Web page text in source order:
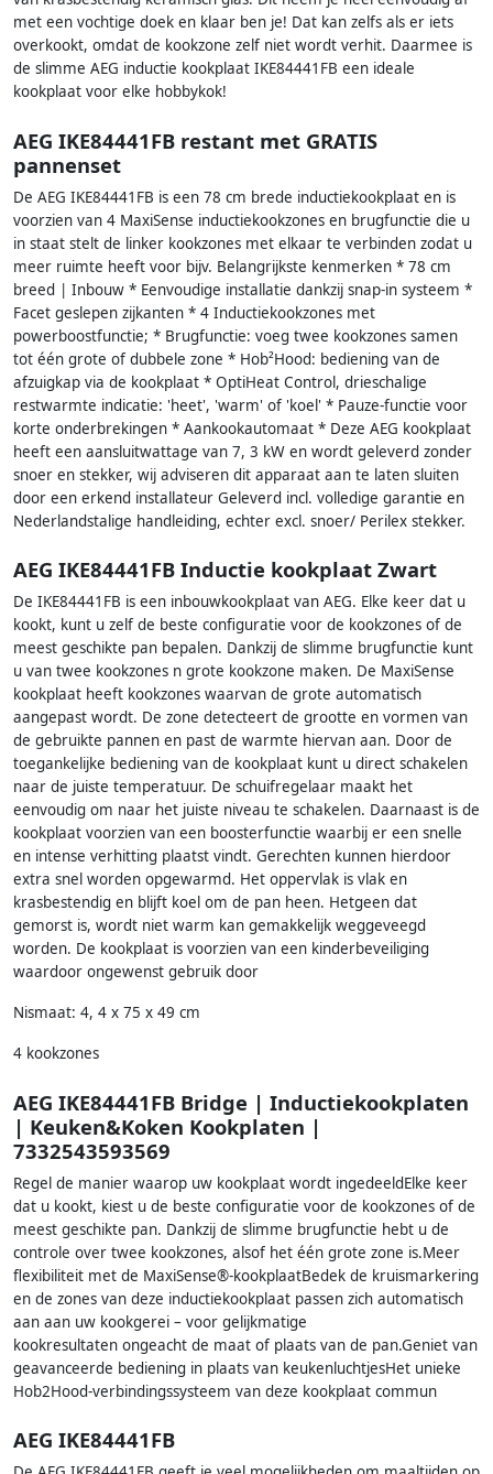
met een vochtige doek en klaar ben je! Dat kan zelfs als er iets
overkookt, omdat de kookzone zelf niet wordt verhit. Daarmee is
de slimme AEG inductie kookplaat IKE84441FB een ideale
kookplaat voor elke hobbykok!
AEG IKE84441FB restant met GRATIS
pannenset
De AEG IKE84441FB is een 78 cm brede inductiekookplaat en is
voorzien van 4 MaxiSense inductiekookzones en brugfunctie die u
in staat stelt de linker kookzones met elkaar te verbinden zodat u
meer ruimte heeft voor bijv. Belangrijkste kenmerken * 78 cm
breed | Inbouw * Eenvoudige installatie dankzij snap-in systeem *
Facet geslepen zijkanten * 4 Inductiekookzones met
powerboostfunctie; * Brugfunctie: voeg twee kookzones samen
tot één grote of dubbele zone * Hob²Hood: bediening van de
afzuigkap via de kookplaat * OptiHeat Control, drieschalige
restwarmte indicatie: 'heet', 'warm' of 'koel' * Pauze-functie voor
korte onderbrekingen * Aankookautomaat * Deze AEG kookplaat
heeft een aansluitwattage van 7, 3 kW en wordt geleverd zonder
snoer en stekker, wij adviseren dit apparaat aan te laten sluiten
door een erkend installateur Geleverd incl. volledige garantie en
Nederlandstalige handleiding, echter excl. snoer/ Perilex stekker.
AEG IKE84441FB Inductie kookplaat Zwart
De IKE84441FB is een inbouwkookplaat van AEG. Elke keer dat u
kookt, kunt u zelf de beste configuratie voor de kookzones of de
meest geschikte pan bepalen. Dankzij de slimme brugfunctie kunt
u van twee kookzones n grote kookzone maken. De MaxiSense
kookplaat heeft kookzones waarvan de grote automatisch
aangepast wordt. De zone detecteert de grootte en vormen van
de gebruikte pannen en past de warmte hiervan aan. Door de
toegankelijke bediening van de kookplaat kunt u direct schakelen
naar de juiste temperatuur. De schuifregelaar maakt het
eenvoudig om naar het juiste niveau te schakelen. Daarnaast is de
kookplaat voorzien van een boosterfunctie waarbij er een snelle
en intense verhitting plaatst vindt. Gerechten kunnen hierdoor
extra snel worden opgewarmd. Het oppervlak is vlak en
krasbestendig en blijft koel om de pan heen. Hetgeen dat
gemorst is, wordt niet warm kan gemakkelijk weggeveegd
worden. De kookplaat is voorzien van een kinderbeveiliging
waardoor ongewenst gebruik door
Nismaat: 4, 4 x 75 x 49 cm
4 kookzones
AEG IKE84441FB Bridge | Inductiekookplaten
| Keuken&Koken Kookplaten |
7332543593569
Regel de manier waarop uw kookplaat wordt ingedeeldElke keer
dat u kookt, kiest u de beste configuratie voor de kookzones of de
meest geschikte pan. Dankzij de slimme brugfunctie hebt u de
controle over twee kookzones, alsof het één grote zone is.Meer
flexibiliteit met de MaxiSense®-kookplaatBedek de kruismarkering
en de zones van deze inductiekookplaat passen zich automatisch
aan aan uw kookgerei – voor gelijkmatige
kookresultaten ongeacht de maat of plaats van de pan.Geniet van
geavanceerde bediening in plaats van keukenluchtjesHet unieke
Hob2Hood-verbindingssysteem van deze kookplaat commun
AEG IKE84441FB